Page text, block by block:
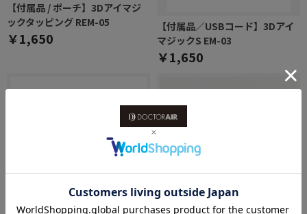
【付属品 / ポーチ】3Dアイマジ
ックタッピング REM-05
￥1,650
【付属品／USBコード】3Dアイ
マジックS EM-03
￥1,650